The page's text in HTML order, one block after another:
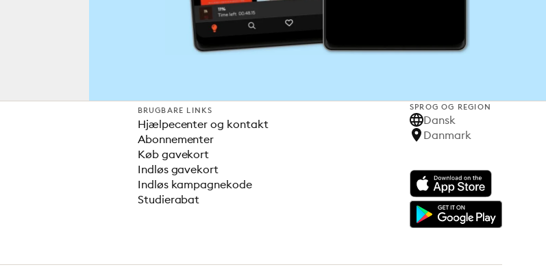
BRUGBARE LINKS
Hjælpecenter og kontakt
Abonnementer
Køb gavekort
Indløs gavekort
Indløs kampagnekode
Studierabat
SPROG OG REGION
Dansk
Danmark